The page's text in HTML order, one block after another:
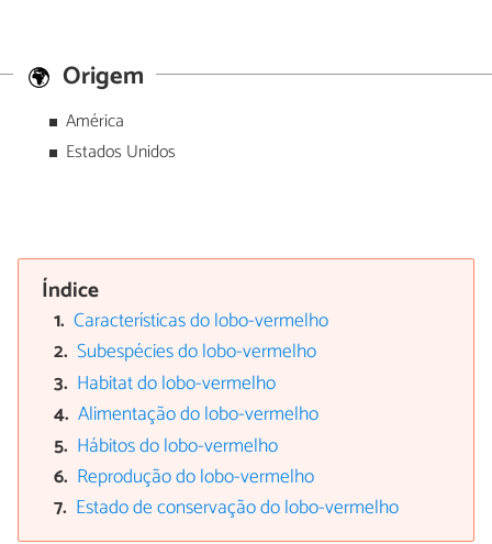
Origem
América
Estados Unidos
Índice
Características do lobo-vermelho
Subespécies do lobo-vermelho
Habitat do lobo-vermelho
Alimentação do lobo-vermelho
Hábitos do lobo-vermelho
Reprodução do lobo-vermelho
Estado de conservação do lobo-vermelho